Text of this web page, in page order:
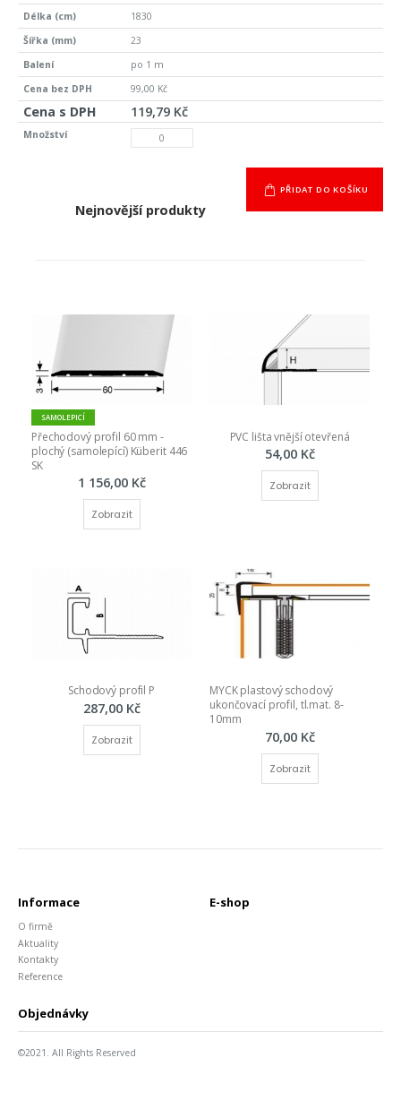
1830
23
po 1 m
99,00 Kč
119,79 Kč
PŘIDAT DO KOŠÍKU
Nejnovější produkty
SAMOLEPICÍ
Přechodový profil 60 mm -
plochý (samolepící) Küberit 446
SK
1 156,00 Kč
Zobrazit
PVC lišta vnější otevřená
54,00 Kč
Zobrazit
Schodový profil P
287,00 Kč
Zobrazit
MYCK plastový schodový
ukončovací profil, tl.mat. 8-
10mm
70,00 Kč
Zobrazit
Informace
O firmě
Aktuality
Kontakty
Reference
E-shop
Objednávky
©2021. All Rights Reserved